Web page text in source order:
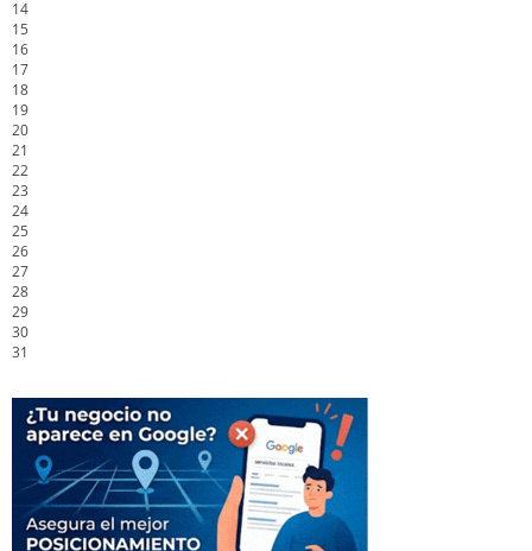
14
15
16
17
18
19
20
21
22
23
24
25
26
27
28
29
30
31